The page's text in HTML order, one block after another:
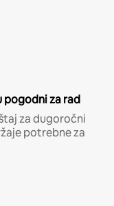
pogodni za rad
za dugoročni
potrebne za